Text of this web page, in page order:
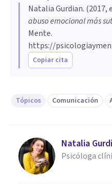
manipulación.
por ella. Como
capacidad para
decisiones
Natalia Gurdian. (2017,
abuso emocional más
Mente.
https://
Copiar cita
Tópicos Comunicación
Natalia
Psicóloga